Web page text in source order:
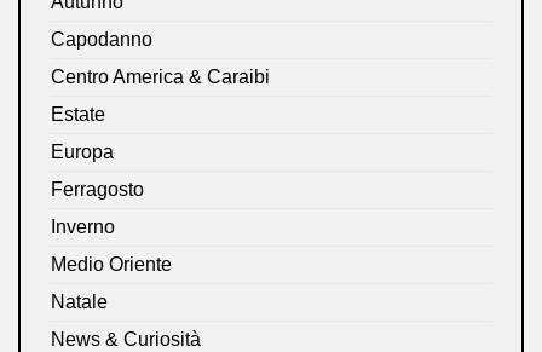
Capodanno
Centro America & Caraibi
Estate
Europa
Ferragosto
Inverno
Medio Oriente
Natale
News & Curiosità